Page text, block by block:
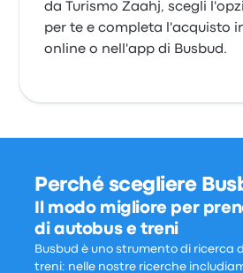
da Turismo Zaahj, scegli
per te e completa l'acquisto
online o nell'app di Busbud.
Perché scegliere
Il modo migliore per
di autobus e treni
Busbud è uno strumento di ricerca
treni: nelle nostre ricerche